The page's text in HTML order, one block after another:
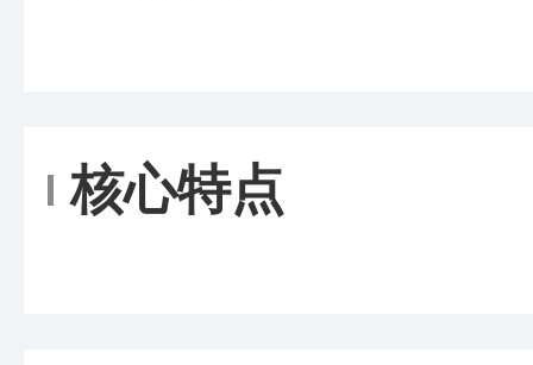
核心特点